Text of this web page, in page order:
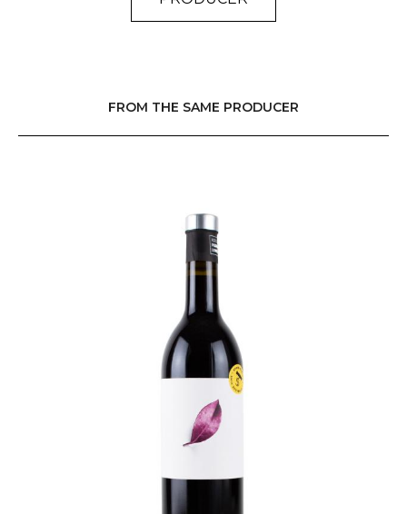
VINS, BIÈRES, CIDRES ET SPIRITUEUX
L'ÉQUIPE
NEWS
CONTACT
FROM THE SAME PRODUCER